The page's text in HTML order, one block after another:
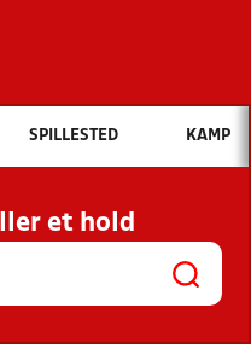
Hvad vil du søge efter?
OG NYHEDER
KLUBBER OG
SPILLESTED KAMP
et hold